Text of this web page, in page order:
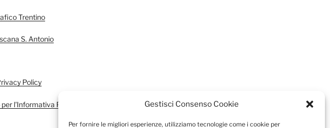
Gestisci Consenso Cookie
Per fornire le migliori esperienze, utilizziamo tecnologie come i cookie per
Trentino
S. Antonio
Policy
l'Informativa Privacy